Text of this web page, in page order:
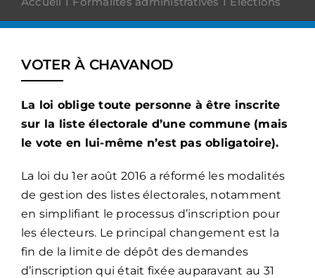
VOTER À CHAVANOD
La loi oblige toute personne à être inscrite
sur la liste électorale d’une commune (mais
le vote en lui-même n’est pas obligatoire).
La loi du 1er août 2016 a réformé les modalités
de gestion des listes électorales, notamment
en simplifiant le processus d’inscription pour
les électeurs. Le principal changement est la
fin de la limite de dépôt des demandes
d’inscription qui était fixée auparavant au 31